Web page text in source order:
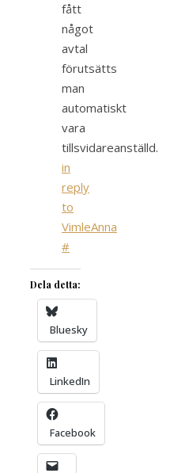
fått
något
avtal
förutsätts
man
automatiskt
vara
tillsvidareanställd.
in
reply
to
VimleAnna
#
Dela detta:
Bluesky
LinkedIn
Facebook